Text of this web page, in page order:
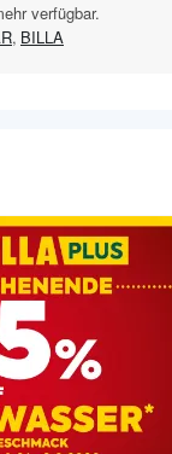
verfügbar.
, BILLA